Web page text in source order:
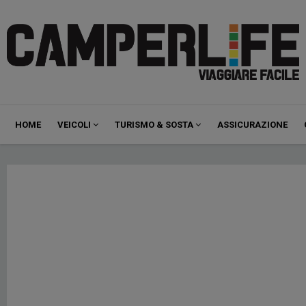
Navigazione
principale
HOME VEICOLI TURISMO & SOSTA ASSICURAZIONE